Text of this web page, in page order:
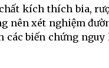
kích thích bia,
nên xét nghiệm
các biến chứng nguy